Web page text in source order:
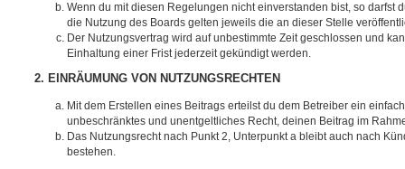
Wenn du mit diesen Regelungen nicht einverstanden bist, so darfst
die Nutzung des Boards gelten jeweils die an dieser Stelle
Der Nutzungsvertrag wird auf unbestimmte Zeit geschlossen und
Einhaltung einer Frist jederzeit gekündigt werden.
2. EINRÄUMUNG VON NUTZUNGSRECHTEN
Mit dem Erstellen eines Beitrags erteilst du dem Betreiber ein
unbeschränktes und unentgeltliches Recht, deinen Beitrag im
Das Nutzungsrecht nach Punkt 2, Unterpunkt a bleibt auch nach
bestehen.